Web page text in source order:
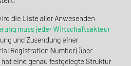
die Liste aller Anwesenden
muss jeder Wirtschaftsakteur
und Zusendung einer
Registration Number) über
eine genau festgelegte Struktur